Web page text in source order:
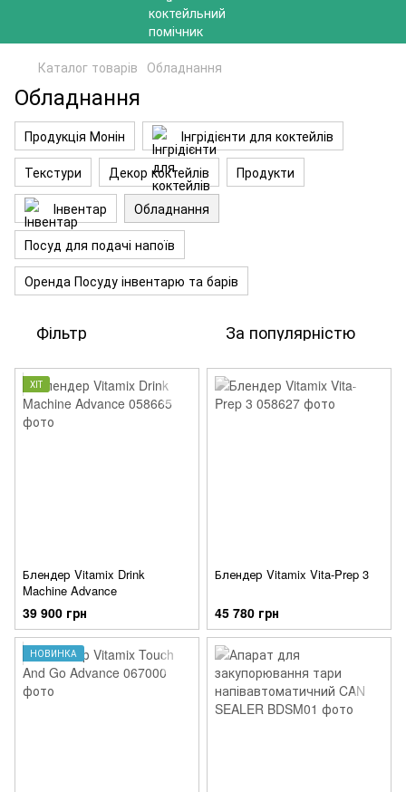
Каталог товарів Обладнання
Обладнання
Продукція Монін
Інгрідієнти для коктейлів
Текстури
Декор коктейлів
Продукти
Інвентар
Обладнання
Посуд для подачі напоїв
Оренда Посуду інвентарю та барів
Фільтр За популярністю
ХІТ
Блендер Vitamix Drink
Machine Advance
39 900 грн
Блендер Vitamix Vita-Prep 3
45 780 грн
НОВИНКА